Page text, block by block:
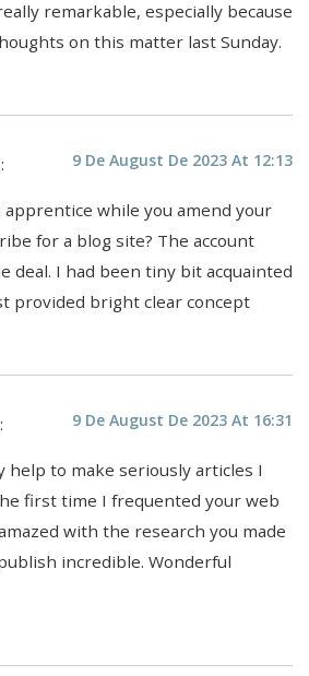
remarkable, especially because
on this matter last Sunday.
9 De August De 2023 At 12:13
while you amend your
for a blog site? The account
deal. I had been tiny bit acquainted
provided bright clear concept
9 De August De 2023 At 16:31
help to make seriously articles I
first time I frequented your web
with the research you made
incredible. Wonderful